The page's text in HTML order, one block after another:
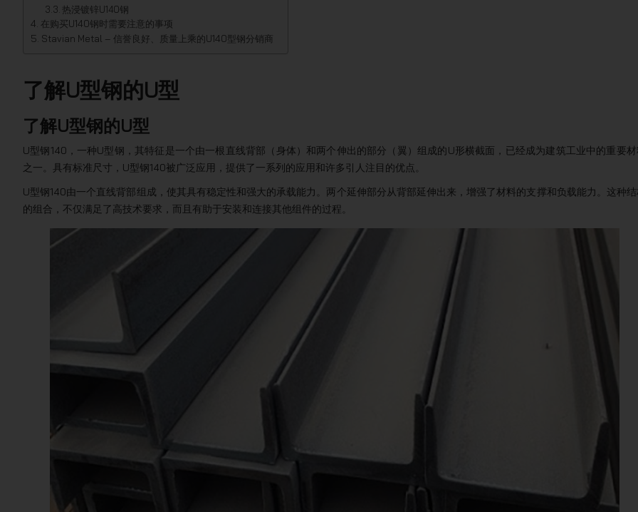
热浸镀锌U140钢
在购买U140钢时需要注意的事项
Stavian Metal – 信誉良好、质量上乘的U140型钢分销商
了解U型钢的U型
了解U型钢的U型
U型钢140，一种U型钢，其特征是一个由一根直线背部（身体）和两个伸出的部分（翼）组成的U形横截面，已经成为建筑工业中的重要
之一。具有标准尺寸，U型钢140被广泛应用，提供了一系列的应用和许多引人注目的优点。
U型钢140由一个直线背部组成，使其具有稳定性和强大的承载能力。两个延伸部分从背部延伸出来，增强了材料的支撑和负载能力。这种
的组合，不仅满足了高技术要求，而且有助于安装和连接其他组件的过程。